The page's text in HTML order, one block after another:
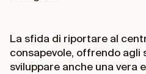
La sfida di riportare al
consapevole, offrendo agli
sviluppare anche una vera